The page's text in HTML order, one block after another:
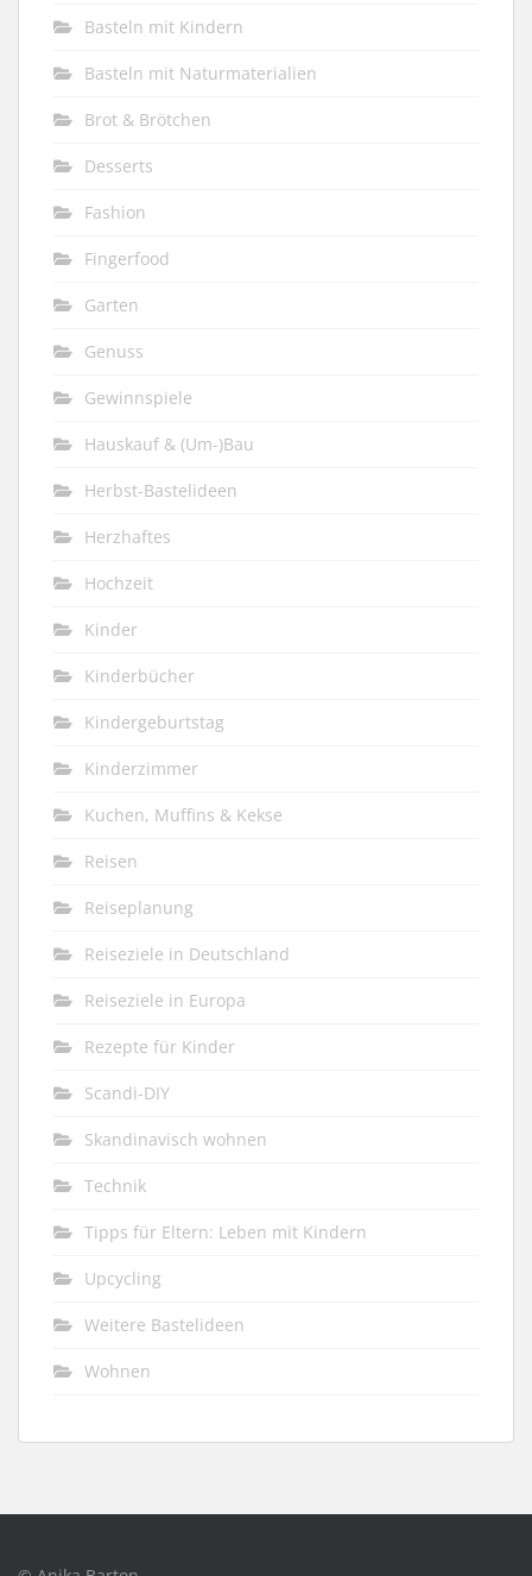
Basteln mit Kindern
Basteln mit Naturmaterialien
Brot & Brötchen
Desserts
Fashion
Fingerfood
Garten
Genuss
Gewinnspiele
Hauskauf & (Um-)Bau
Herbst-Bastelideen
Herzhaftes
Hochzeit
Kinder
Kinderbücher
Kindergeburtstag
Kinderzimmer
Kuchen, Muffins & Kekse
Reisen
Reiseplanung
Reiseziele in Deutschland
Reiseziele in Europa
Rezepte für Kinder
Scandi-DIY
Skandinavisch wohnen
Technik
Tipps für Eltern: Leben mit Kindern
Upcycling
Weitere Bastelideen
Wohnen